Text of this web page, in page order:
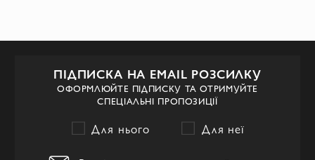
ПІДПИСКА НА EMAIL РОЗСИЛКУ
ОФОРМЛЮЙТЕ ПІДПИСКУ ТА ОТРИМУЙТЕ
СПЕЦІАЛЬНІ ПРОПОЗИЦІЇ
Для нього Для неї